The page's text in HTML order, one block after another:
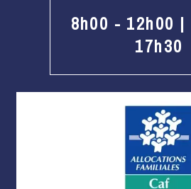
8h00 - 12h00 |
17h30